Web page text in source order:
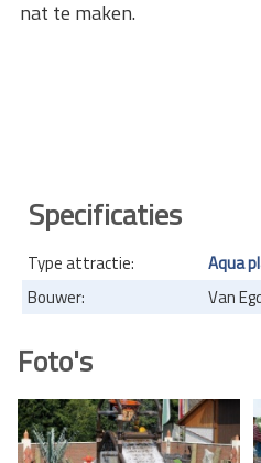
nat te maken.
Specificaties
Type attractie:
Aqua
Bouwer:
Van
Foto's